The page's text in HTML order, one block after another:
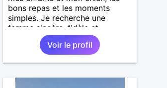
bons repas et les moments
simples. Je recherche une
femme sincère, fidèle et
sérieuse, avec qui construire une
belle histoire. Je ne veux pas
perdre mon temps, juste trouver
Voir le profil